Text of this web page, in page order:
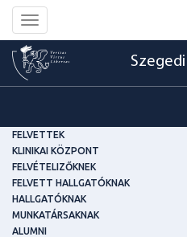
Toggle
navigation
FELVETTEK
KLINIKAI KÖZPONT
FELVÉTELIZŐKNEK
FELVETT HALLGATÓKNAK
HALLGATÓKNAK
MUNKATÁRSAKNAK
ALUMNI